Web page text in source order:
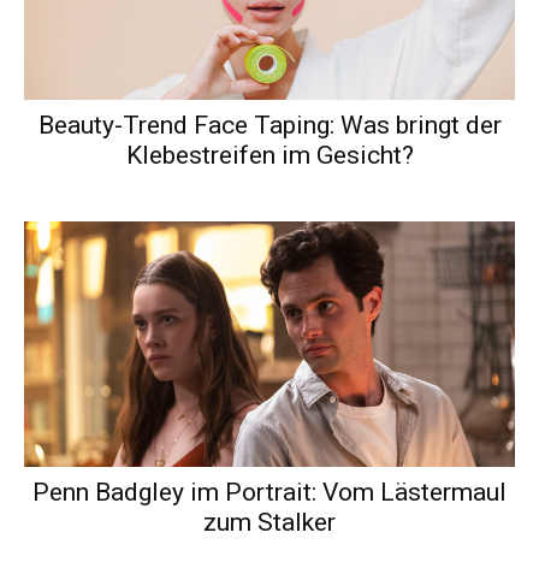
Beauty-Trend Face Taping: Was bringt der
Klebestreifen im Gesicht?
Penn Badgley im Portrait: Vom Lästermaul
zum Stalker